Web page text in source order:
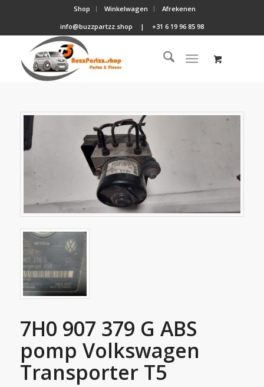
Shop Winkelwagen
Afrekenen
info@buzzpartzz.shop
| +31 6 19 96 85 98
7H0 907 379 G ABS
pomp Volkswagen
Transporter T5